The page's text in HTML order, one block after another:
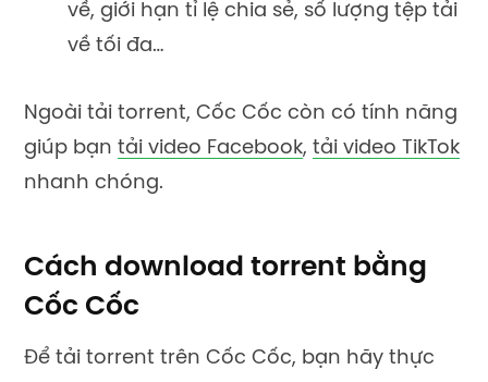
về, giới hạn tỉ lệ chia sẻ, số lượng tệp tải
về tối đa…
Ngoài tải torrent, Cốc Cốc còn có tính năng
giúp bạn tải video Facebook, tải video TikTok
nhanh chóng.
Cách download torrent bằng
Cốc Cốc
Để tải torrent trên Cốc Cốc, bạn hãy thực